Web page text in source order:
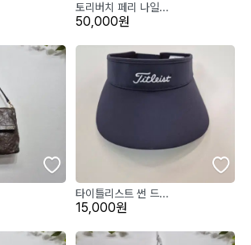
토리버치 페리 나일...
50,000원
타이틀리스트 썬 드...
15,000원